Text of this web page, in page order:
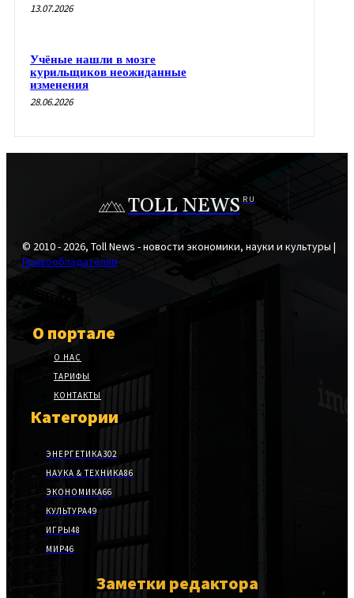
13.07.2026
Учёные нашли в мозге
курильщиков неожиданные
изменения
28.06.2026
TOLL NEWS RU
© 2010 - 2026, Toll News - новости экономики, науки и культуры |
Правообладателям
О портале
О НАС
ТАРИФЫ
КОНТАКТЫ
Категории
ЭНЕРГЕТИКА302
НАУКА & ТЕХНИКА86
ЭКОНОМИКА66
КУЛЬТУРА49
ИГРЫ48
МИР46
Заметки редактора